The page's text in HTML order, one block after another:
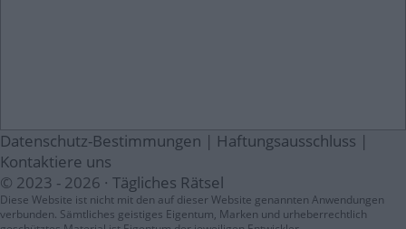
Datenschutz-Bestimmungen | Haftungsausschluss |
Kontaktiere uns
© 2023 - 2026 · Tägliches Rätsel
Diese Website ist nicht mit den auf dieser Website genannten Anwendungen
verbunden. Sämtliches geistiges Eigentum, Marken und urheberrechtlich